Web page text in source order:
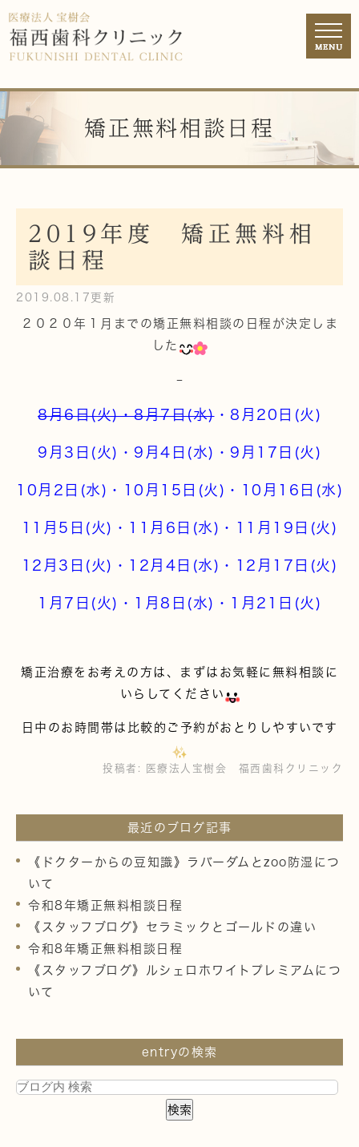
矯正無料相談日程
2019年度 矯正無料相
談日程
2019.08.17更新
２０２０年１月までの矯正無料相談の日程が決定しま
した
8月6日(火)・8月7日(水)・8月20日(火)
9月3日(火)・9月4日(水)・9月17日(火)
10月2日(水)・10月15日(火)・10月16日(水)
11月5日(火)・11月6日(水)・11月19日(火)
12月3日(火)・12月4日(水)・12月17日(火)
1月7日(火)・1月8日(水)・1月21日(火)
矯正治療をお考えの方は、まずはお気軽に無料相談に
いらしてください
日中のお時間帯は比較的ご予約がおとりしやすいです
投稿者: 医療法人宝樹会 福西歯科クリニック
最近のブログ記事
《ドクターからの豆知識》ラバーダムとzoo防湿につ
いて
令和8年矯正無料相談日程
《スタッフブログ》セラミックとゴールドの違い
令和8年矯正無料相談日程
《スタッフブログ》ルシェロホワイトプレミアムにつ
いて
entryの検索